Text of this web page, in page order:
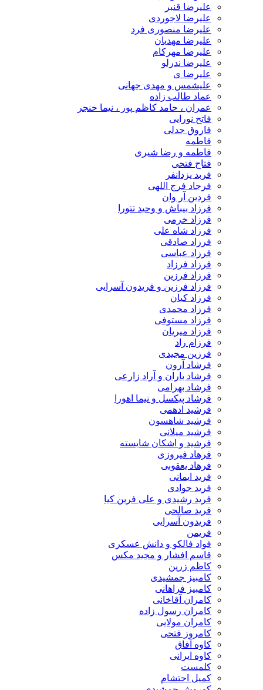
علیرضا قنبر
علیرضا لاجوردی
علیرضا منصوری فرد
علیرضا مهدیان
علیرضا مهرکام
علیرضا ندرلو
علیرضا ی
علیشمس و مهدی جهانی
عماد طالب زاده
عمران ، حامد کاظم پور ، نیما حنجر
فاتح نورایی
فاروق جدلی
فاطمه
فاطمه و رضا شیری
فتاح فتحی
فربد یزدانفر
فرجاد فرج اللهی
فردین آر وان
فرزاد بیباش و وحید تتورا
فرزاد خرمی
فرزاد شاه علی
فرزاد صادقی
فرزاد عباسی
فرزاد فرزاد
فرزاد فرزین
فرزاد فرزین و فریدون آسرایی
فرزاد کیان
فرزاد محمدی
فرزاد مستوفی
فرزاد میریان
فرزام راد
فرزین مجیدی
فرشاد آرون
فرشاد باران و آراد زارعی
فرشاد بهرامی
فرشاد پیکسل و نیما اهورا
فرشید ادهمی
فرشید شاهسون
فرشید میلانی
فرشید و اشکان شایسته
فرهاد فیروزی
فرهاد یعقوبی
فرید ایمانی
فرید جوادی
فرید رشیدی و علی فرین کیا
فرید صالحی
فریدون آسرایی
فریمن
فواد فالکو و دانش عسکری
قاسم افشار و مجید مکس
کاظم زرین
کامبیز جمشیدی
کامبیز فراهانی
کامران آقاخانی
کامران رسول زاده
کامران مولایی
کامروز فتحی
کاوه آفاق
کاوه ایرانی
کلمست
کمیل احتشام